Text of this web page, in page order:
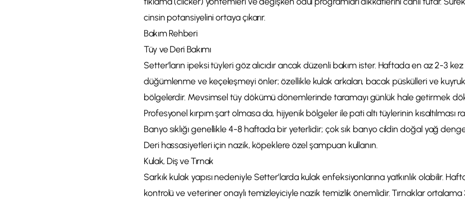
cinsin potansiyelini ortaya çıkarır.
Bakım Rehberi
Tüy ve Deri Bakımı
Setter’ların ipeksi tüyleri göz alıcıdır ancak düzenli bakım ister. Haftada en az 2-3
düğümlenme ve keçeleşmeyi önler; özellikle kulak arkaları, bacak püskülleri ve
bölgelerdir. Mevsimsel tüy dökümü dönemlerinde taramayı günlük hale getirmek
Profesyonel kırpım şart olmasa da, hijyenik bölgeler ile pati altı tüylerinin kısaltılması
Banyo sıklığı genellikle 4-8 haftada bir yeterlidir; çok sık banyo cildin doğal yağ
Deri hassasiyetleri için nazik, köpeklere özel şampuan kullanın.
Kulak, Diş ve Tırnak
Sarkık kulak yapısı nedeniyle Setter’larda kulak enfeksiyonlarına yatkınlık olabilir.
kontrolü ve veteriner onaylı temizleyiciyle nazik temizlik önemlidir. Tırnaklar